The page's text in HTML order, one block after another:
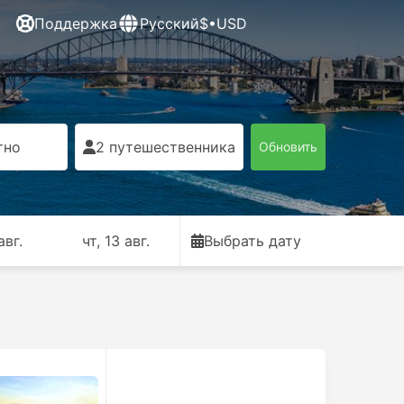
Поддержка Русский$•USD
2 путешественника Обновить
чт, 13 авг. Выбрать дату